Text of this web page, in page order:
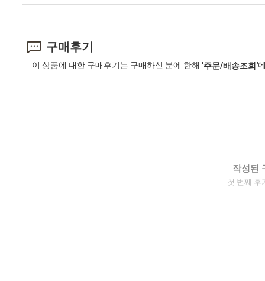
구매후기
이 상품에 대한 구매후기는 구매하신 분에 한해 '주문/배송조회'
작성된
첫 번째 후